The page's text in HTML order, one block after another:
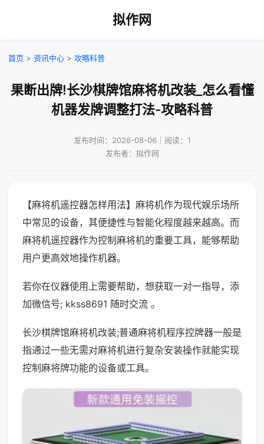
拟作网
首页 > 资讯中心 > 攻略科普
果断出牌!长沙棋牌馆麻将机改装_怎么看懂
机器发牌调整打法-攻略科普
发布时间：2026-08-06｜阅读：1
发布者：拟作网
【麻将机遥控器怎样用法】麻将机作为现代娱乐场所
中常见的设备，其便捷性与智能化程度越来越高。而
麻将机遥控器作为控制麻将机的重要工具，能够帮助
用户更高效地操作机器。
若你在仪器使用上需要帮助，想获取一对一指导，添
加微信号; kkss8691 随时交流 。
长沙棋牌馆麻将机改装;普通麻将机程序控牌器一般是
指通过一些无需对麻将机进行复杂安装操作就能实现
控制麻将牌功能的设备或工具。